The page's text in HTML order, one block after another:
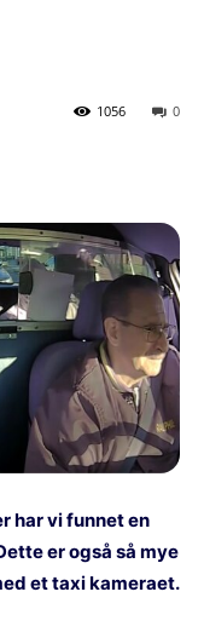
0
1056
har vi funnet en
er også så mye
et taxi kameraet.